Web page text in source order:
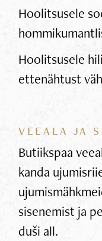
Hoolitsusele
Hoolitsusele
ettenähtust
VEEALA JA
Butiikspaa
kanda
sisenemist ja
duši all.